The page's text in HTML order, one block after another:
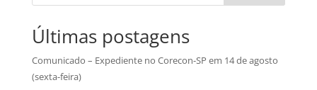
Últimas postagens
Comunicado – Expediente no Corecon-SP em 14 de agosto
(sexta-feira)